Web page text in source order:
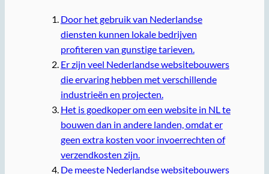
Door het gebruik van Nederlandse
diensten kunnen lokale bedrijven
profiteren van gunstige tarieven.
Er zijn veel Nederlandse websitebouwers
die ervaring hebben met verschillende
industrieën en projecten.
Het is goedkoper om een ​​website in NL te
bouwen dan in andere landen, omdat er
geen extra kosten voor invoerrechten of
verzendkosten zijn.
De meeste Nederlandse websitebouwers